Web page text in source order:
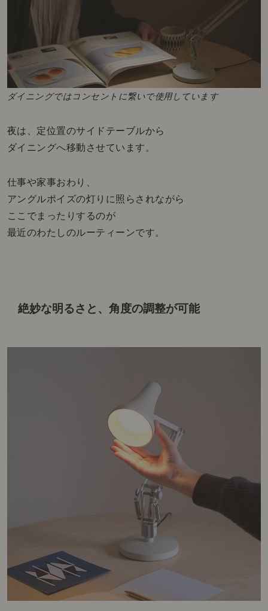
ダイニングではコンセントに繋いで使用しています
夜は、定位置のサイドテーブルから
ダイニングへ移動させています。
仕事や家事おわり、
アングルポイズの灯りに照らされながら
ここでまったりするのが
最近のわたしのルーティーンです。
絶妙な明るさと、角度の調整が可能